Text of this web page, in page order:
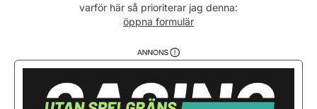
Söndag
13:00 - 21:00
varför här så prioriterar jag denna:
öppna formulär